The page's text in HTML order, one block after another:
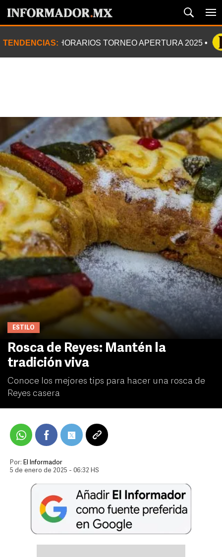
TENDENCIAS: HORARIOS TORNEO APERTURA 2025
ESTILO
Rosca de Reyes: Mantén la
tradición viva
Conoce los mejores tips para hacer una rosca de
Reyes casera
Por: El Informador
5 de enero de 2025 - 06:32 HS